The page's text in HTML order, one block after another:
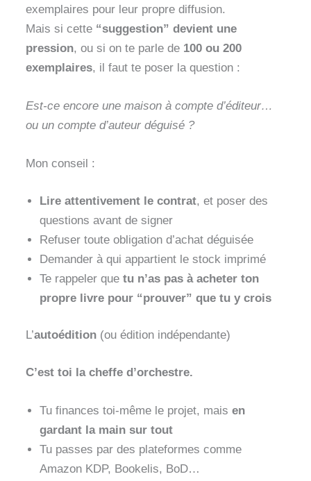
exemplaires pour leur propre diffusion.
Mais si cette “suggestion” devient une
pression, ou si on te parle de 100 ou 200
exemplaires, il faut te poser la question :
Est-ce encore une maison à compte d’éditeur…
ou un compte d’auteur déguisé ?
Mon conseil :
Lire attentivement le contrat, et poser des
questions avant de signer
Refuser toute obligation d’achat déguisée
Demander à qui appartient le stock imprimé
Te rappeler que tu n’as pas à acheter ton
propre livre pour “prouver” que tu y crois
L’autoédition (ou édition indépendante)
C’est toi la cheffe d’orchestre.
Tu finances toi-même le projet, mais en
gardant la main sur tout
Tu passes par des plateformes comme
Amazon KDP, Bookelis, BoD…